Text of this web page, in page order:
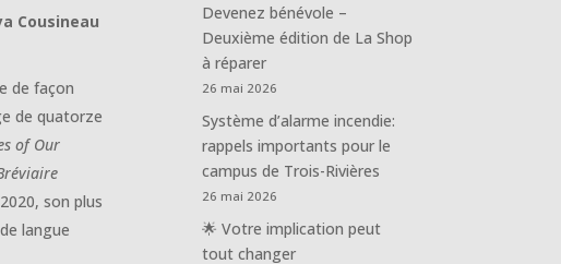
Cousineau
de façon
de quatorze
of Our
son plus
langue
Devenez bénévole –
Deuxième édition de La Shop
à réparer
26 mai 2026
Système d’alarme incendie:
rappels importants pour le
campus de Trois-Rivières
26 mai 2026
🌟 Votre implication peut
tout changer